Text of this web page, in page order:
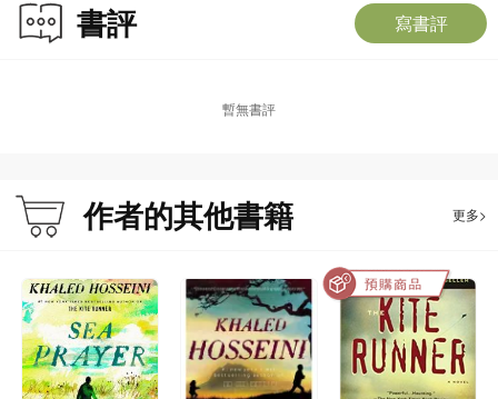
卡勒德．胡賽尼（Khaled Hosseini）
2006年榮獲聯合國首屆人道主義獎。The Kite Runner（《追風箏的孩子》，中
作。
書評 寫書評
暫無書評
作者的其他書籍 更多>